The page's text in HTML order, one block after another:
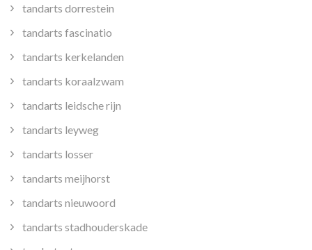
tandarts dorrestein
tandarts fascinatio
tandarts kerkelanden
tandarts koraalzwam
tandarts leidsche rijn
tandarts leyweg
tandarts losser
tandarts meijhorst
tandarts nieuwoord
tandarts stadhouderskade